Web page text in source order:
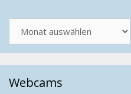
nach
Monat
Webcams